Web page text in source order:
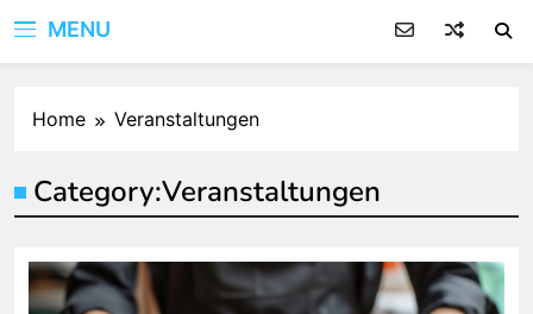
MENU
Home Veranstaltungen
Category:Veranstaltungen